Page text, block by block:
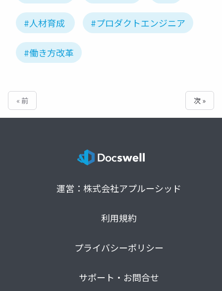
#人材育成 #プロダクトエンジニア
#働き方改革
« 前 次 »
運営：株式会社アプルーシッド
利用規約
プライバシーポリシー
サポート・お問合せ